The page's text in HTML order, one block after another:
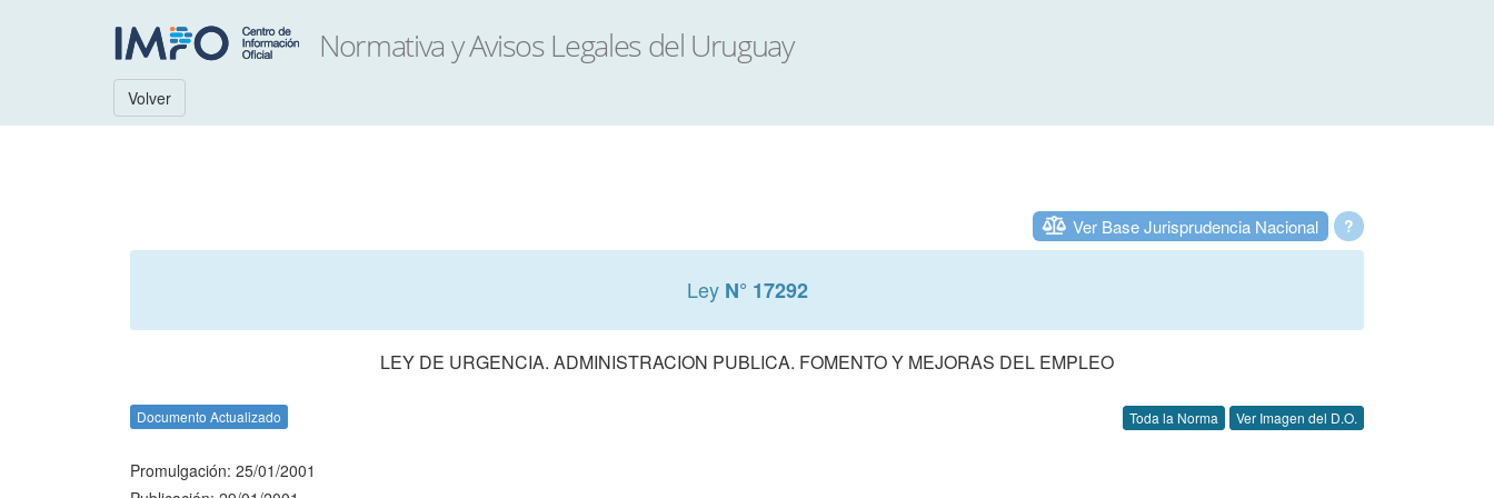
Volver
?
Ver Base Jurisprudencia Nacional
Ley N° 17292
LEY DE URGENCIA. ADMINISTRACION PUBLICA. FOMENTO Y MEJORAS DEL EMPLEO
Documento Actualizado Toda la Norma Ver Imagen del D.O.
Promulgación: 25/01/2001